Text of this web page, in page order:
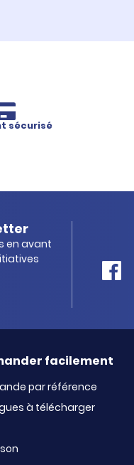
sécurisé
en avant
facilement
par référence
à télécharger